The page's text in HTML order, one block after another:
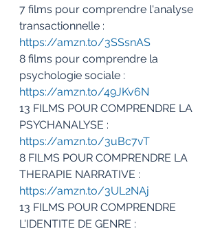
7 films pour comprendre l'analyse
transactionnelle :
https://amzn.to/3SSsnAS
8 films pour comprendre la
psychologie sociale :
https://amzn.to/49JKv6N
13 FILMS POUR COMPRENDRE LA
PSYCHANALYSE :
https://amzn.to/3uBc7vT
8 FILMS POUR COMPRENDRE LA
THERAPIE NARRATIVE :
https://amzn.to/3UL2NAj
13 FILMS POUR COMPRENDRE
L'IDENTITE DE GENRE :